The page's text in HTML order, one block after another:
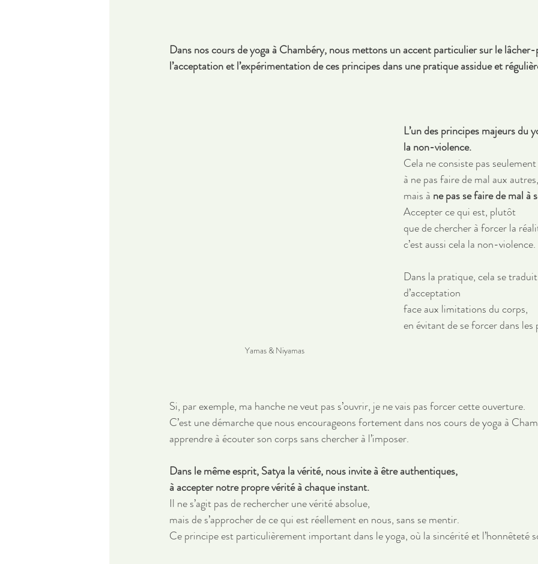
Dans nos cours de yoga à Chambéry, nous mettons un accent particulier sur le
l’acceptation et l’expérimentation de ces principes dans une pratique assidue et
Yamas & Niyamas
L’un des principes majeurs du
la non-violence.
Cela ne consiste pas seulement
à ne pas faire de mal aux
mais à ne pas se faire de mal
Accepter ce qui est, plutôt
que de chercher à forcer la
c’est aussi cela la non-violence.
Dans la pratique, cela se
d’acceptation
face aux limitations du corps,
en évitant de se forcer dans
Si, par exemple, ma hanche ne veut pas s’ouvrir, je ne vais pas forcer cette ouverture.
C’est une démarche que nous encourageons fortement dans nos cours de yoga à
apprendre à écouter son corps sans chercher à l’imposer.
Dans le même esprit, Satya la vérité, nous invite à être authentiques,
à accepter notre propre vérité à chaque instant.
Il ne s’agit pas de rechercher une vérité absolue,
mais de s’approcher de ce qui est réellement en nous, sans se mentir.
Ce principe est particulièrement important dans le yoga, où la sincérité et l’honnêteté